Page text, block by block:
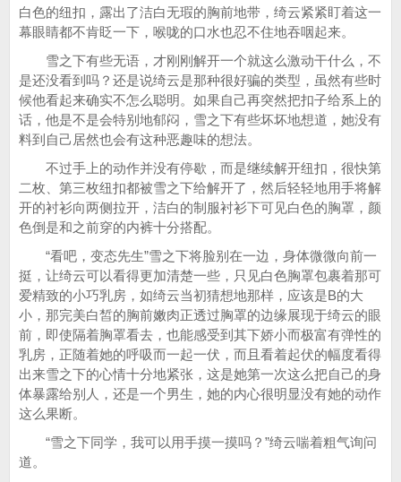
白色的纽扣，露出了洁白无瑕的胸前地带，绮云紧紧盯着这一
幕眼睛都不肯眨一下，喉咙的口水也忍不住地吞咽起来。
雪之下有些无语，才刚刚解开一个就这么激动干什么，不
是还没看到吗？还是说绮云是那种很好骗的类型，虽然有些时
候他看起来确实不怎么聪明。如果自己再突然把扣子给系上的
话，他是不是会特别地郁闷，雪之下有些坏坏地想道，她没有
料到自己居然也会有这种恶趣味的想法。
不过手上的动作并没有停歇，而是继续解开纽扣，很快第
二枚、第三枚纽扣都被雪之下给解开了，然后轻轻地用手将解
开的衬衫向两侧拉开，洁白的制服衬衫下可见白色的胸罩，颜
色倒是和之前穿的内裤十分搭配。
“看吧，变态先生”雪之下将脸别在一边，身体微微向前一
挺，让绮云可以看得更加清楚一些，只见白色胸罩包裹着那可
爱精致的小巧乳房，如绮云当初猜想地那样，应该是B的大
小，那完美白皙的胸前嫩肉正透过胸罩的边缘展现于绮云的眼
前，即使隔着胸罩看去，也能感受到其下娇小而极富有弹性的
乳房，正随着她的呼吸而一起一伏，而且看着起伏的幅度看得
出来雪之下的心情十分地紧张，这是她第一次这么把自己的身
体暴露给别人，还是一个男生，她的内心很明显没有她的动作
这么果断。
“雪之下同学，我可以用手摸一摸吗？”绮云喘着粗气询问
道。